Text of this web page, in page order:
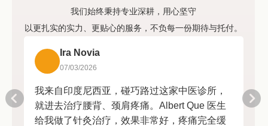
我们始终秉持专业深耕，用心坚守
以更扎实的实力、更贴心的服务，不负每一份期待与托付。
Ira Novia
07/03/2026
我来自印度尼西亚，碰巧路过这家中医诊所，
就进去治疗腰背、颈肩疼痛。Albert Que 医生
给我做了针灸治疗，效果非常好，疼痛完全缓